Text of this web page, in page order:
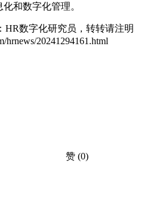
和数字化管理。
HR数字化研究员，转转请注明
hrnews/20241294161.html
赞 (0)